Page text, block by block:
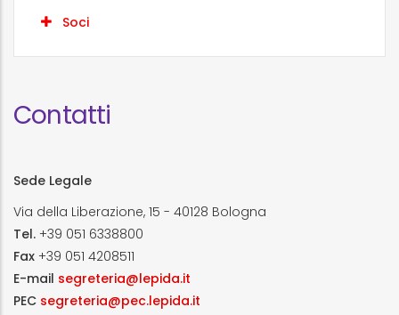
Soci
Contatti
Sede Legale
Via della Liberazione, 15 - 40128 Bologna
Tel. +39 051 6338800
Fax +39 051 4208511
E-mail segreteria@lepida.it
PEC segreteria@pec.lepida.it